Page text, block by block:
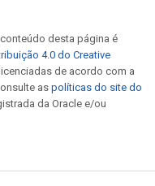
desta página é
4.0 do Creative
de acordo com a
aspolíticas do site do
da Oracle e/ou